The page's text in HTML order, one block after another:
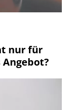
nur für